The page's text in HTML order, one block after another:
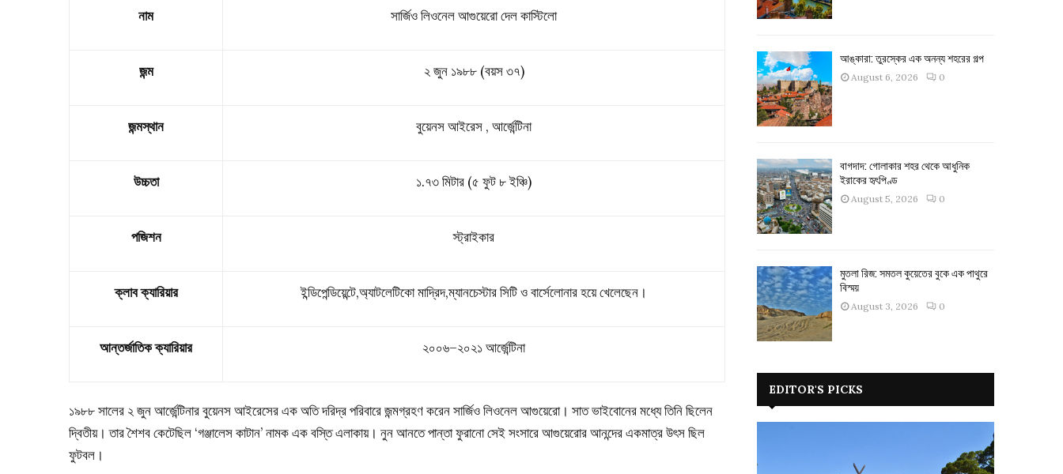
নাম সার্জিও লিওনেল আগুয়েরো দেল কাস্টিলো
জন্ম ২ জুন ১৯৮৮ (বয়স ৩৭)
জন্মস্থান বুয়েনস আইরেস , আর্জেন্টিনা
উচ্চতা ১.৭৩ মিটার (৫ ফুট ৮ ইঞ্চি)
পজিশন স্ট্রাইকার
ক্লাব ক্যারিয়ার ইন্ডিপেন্ডিয়েন্টে,অ্যাটলেটিকো মাদ্রিদ,ম্যানচেস্টার সিটি ও বার্সেলোনার হয়ে খেলেছেন।
আন্তর্জাতিক ক্যারিয়ার ২০০৬–২০২১আর্জেন্টিনা
১৯৮৮ সালের ২ জুন আর্জেন্টিনার বুয়েনস আইরেসের এক অতি দরিদ্র পরিবারে জন্মগ্রহণ করেন সার্জিও লিওনেল আগুয়েরো। সাত ভাইবোনের মধ্যে তিনি ছিলেন
দ্বিতীয়। তার শৈশব কেটেছিল ‘গঞ্জালেস কাটান’ নামক এক বস্তি এলাকায়। নুন আনতে পান্তা ফুরানো সেই সংসারে আগুয়েরোর আনন্দের একমাত্র উৎস ছিল
ফুটবল।
আঙ্কারা: তুরস্কের এক অনন্য শহরের গল্প
August 6, 2026 0
বাগদাদ: গোলাকার শহর থেকে আধুনিক
ইরাকের হৃৎপিণ্ড
August 5, 2026 0
মুতলা রিজ: সমতল কুয়েতের বুকে এক পাথুরে
বিস্ময়
August 3, 2026 0
EDITOR'S PICKS